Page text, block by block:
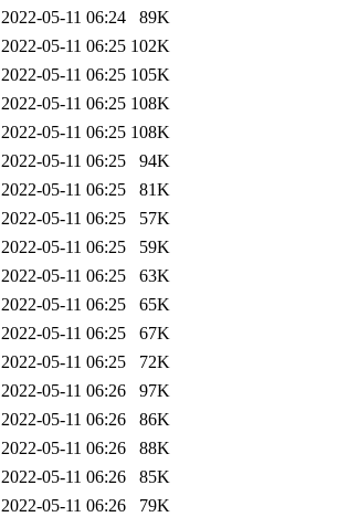
2022-05-11 06:24
89K
2022-05-11 06:25 102K
2022-05-11 06:25 105K
2022-05-11 06:25 108K
2022-05-11 06:25 108K
2022-05-11 06:25
94K
2022-05-11 06:25
81K
2022-05-11 06:25
57K
2022-05-11 06:25
59K
2022-05-11 06:25
63K
2022-05-11 06:25
65K
2022-05-11 06:25
67K
2022-05-11 06:25
72K
2022-05-11 06:26
97K
2022-05-11 06:26
86K
2022-05-11 06:26
88K
2022-05-11 06:26
85K
2022-05-11 06:26
79K